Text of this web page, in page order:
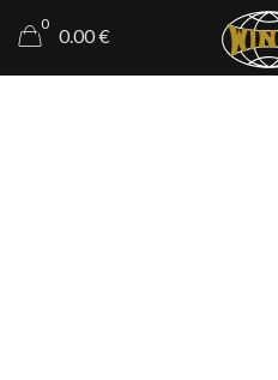
0
0.00 €